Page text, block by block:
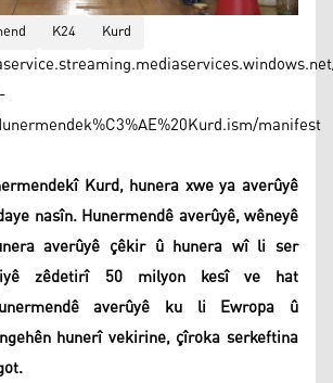
K24 Kurd
manifest
Kurd, hunera xwe ya averûyê
nasîn. Hunermendê averûyê, wêneyê
averûyê çêkir û hunera wî li ser
zêdetirî 50 milyon kesî ve hat
averûyê ku li Ewropa û
hunerî vekirine, çîroka serkeftina